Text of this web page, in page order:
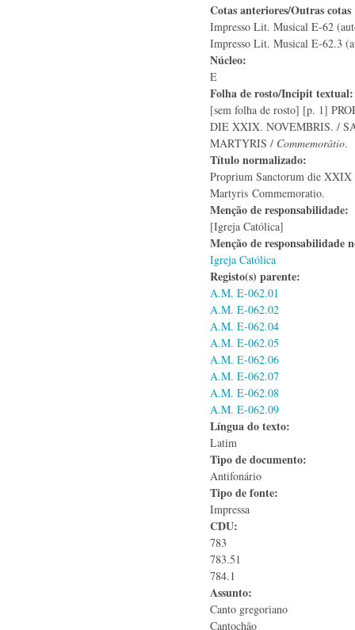
Cotas anteriores/Outras
Impresso Lit. Musical E-62
Impresso Lit. Musical E-62.3
Núcleo:
E
Folha de rosto/Incipit
[sem folha de rosto] [p. 1]
DIE XXIX. NOVEMBRIS. /
MARTYRIS / Commemorâtio.
Título normalizado:
Proprium Sanctorum die
Martyris Commemoratio.
Menção de responsabilidade:
[Igreja Católica]
Menção de responsabilidade
Igreja Católica
Registo(s) parente:
A.M. E-062.01
A.M. E-062.02
A.M. E-062.04
A.M. E-062.05
A.M. E-062.06
A.M. E-062.07
A.M. E-062.08
A.M. E-062.09
Língua do texto:
Latim
Tipo de documento:
Antifonário
Tipo de fonte:
Impressa
CDU:
783
783.51
784.1
Assunto:
Canto gregoriano
Cantochão